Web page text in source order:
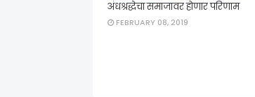
अंधश्रद्धेचा समाजावर होणार परिणाम
FEBRUARY 08, 2019